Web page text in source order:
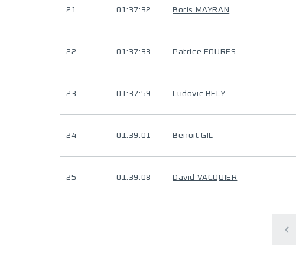
21 01:37:32 Boris MAYRAN
22 01:37:33 Patrice FOURES
23 01:37:59 Ludovic BELY
24 01:39:01 Benoit GIL
25 01:39:08 David VACQUIER